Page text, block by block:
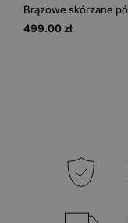
499.00 zł